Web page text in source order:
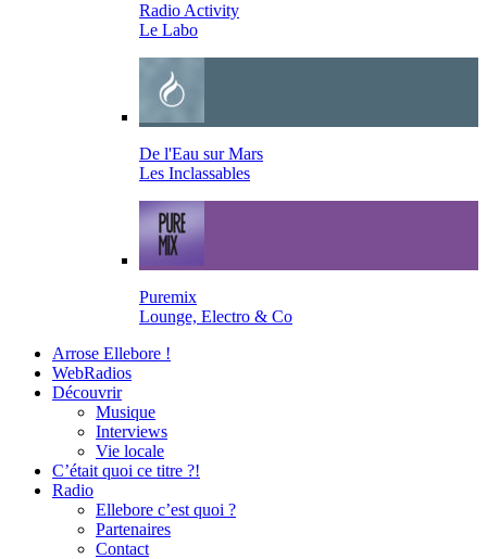
Radio Activity
Le Labo
De l'Eau sur Mars
Les Inclassables
Puremix
Lounge, Electro & Co
Arrose Ellebore !
WebRadios
Découvrir
Musique
Interviews
Vie locale
C’était quoi ce titre ?!
Radio
Ellebore c’est quoi ?
Partenaires
Contact